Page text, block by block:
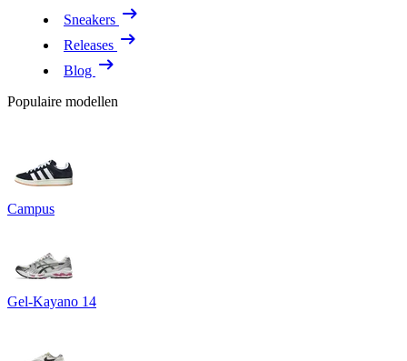
Sneakers
Releases
Blog
Populaire modellen
Campus
Gel-Kayano 14